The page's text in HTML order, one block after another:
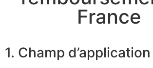
France
1. Champ d’application